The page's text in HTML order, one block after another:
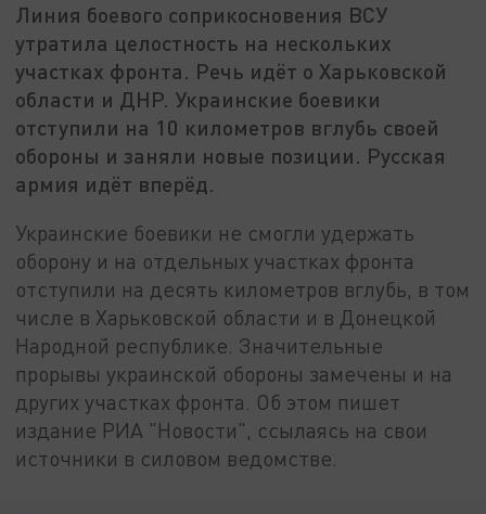
Линия боевого соприкосновения ВСУ
утратила целостность на нескольких
участках фронта. Речь идёт о Харьковской
области и ДНР. Украинские боевики
отступили на 10 километров вглубь своей
обороны и заняли новые позиции. Русская
армия идёт вперёд.
Украинские боевики не смогли удержать
оборону и на отдельных участках фронта
отступили на десять километров вглубь, в том
числе в Харьковской области и в Донецкой
Народной республике. Значительные
прорывы украинской обороны замечены и на
других участках фронта. Об этом пишет
издание РИА "Новости", ссылаясь на свои
источники в силовом ведомстве.